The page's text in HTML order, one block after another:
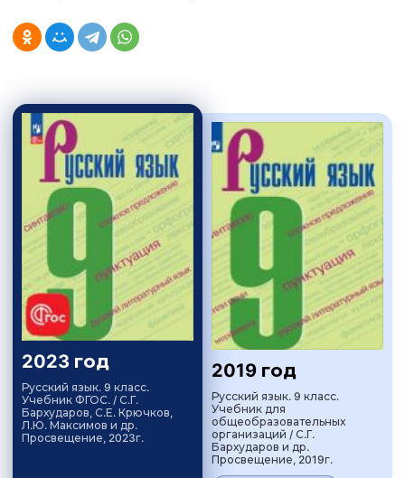
2023 год
Русский язык. 9 класс.
Учебник ФГОС. / С.Г.
Бархударов, С.Е. Крючков,
Л.Ю. Максимов и др.
Просвещение, 2023г.
2019 год
Русский язык. 9 класс.
Учебник для
общеобразовательных
организаций / С.Г.
Бархударов и др.
Просвещение, 2019г.